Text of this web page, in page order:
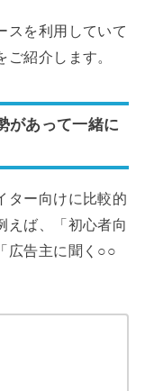
スを利用していて
紹介します。
があって一緒に
ター向けに比較的
えば、「初心者向
広告主に聞く○○